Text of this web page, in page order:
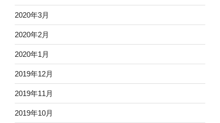
2020年3月
2020年2月
2020年1月
2019年12月
2019年11月
2019年10月